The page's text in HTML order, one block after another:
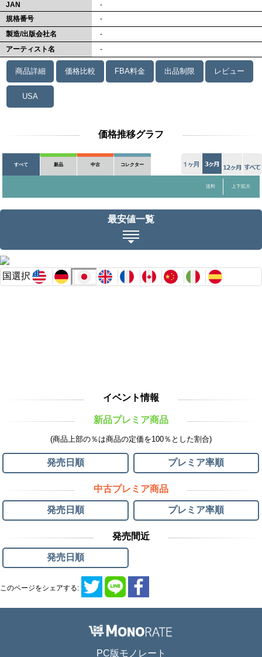
JAN
-
規格番号
-
製造/出版会社名
-
アーティスト名
-
商品詳細 価格比較 FBA料金 出品制限 レビュー
USA
価格推移グラフ
すべて 新品 中古 コレクター
送料 上下拡大
最安値一覧
国選択
イベント情報
新品プレミア商品
(商品上部の％は商品の定価を100％とした割合)
発売日順 プレミア率順
中古プレミア商品
発売日順 プレミア率順
発売間近
発売日順
このページをシェアする:
PC版モノレート